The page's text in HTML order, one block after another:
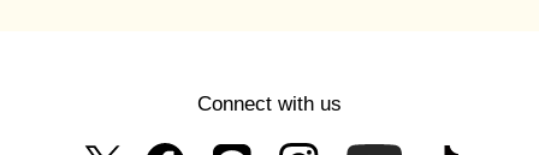
Connect with us